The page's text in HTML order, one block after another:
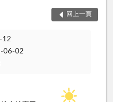
回上一頁
12
06-02